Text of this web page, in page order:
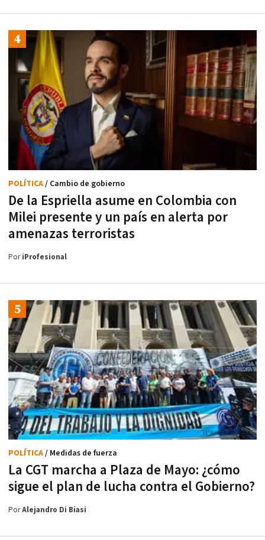
De la Espriella asume en Colombia con
Milei presente y un país en alerta por
amenazas terroristas
POLÍTICA/ Cambio de gobierno
PoriProfesional
La CGT marcha a Plaza de Mayo: ¿cómo
sigue el plan de lucha contra el Gobierno?
POLÍTICA/ Medidas de fuerza
PorAlejandro Di Biasi